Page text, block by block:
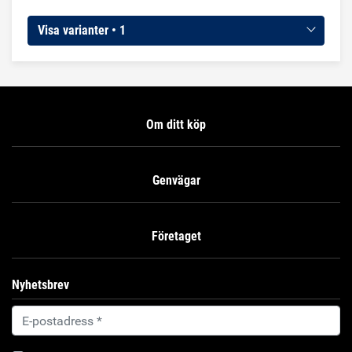
alla typer av formsprutningsoperationer. Skaka väl och
spraya från ett avstånd av ca 15-20 cm. Spraya inte på
vidhäftning på plast och gummi Värmebeständig våtfilm -
Visa varianter • 1
Om ditt köp
Genvägar
Företaget
Nyhetsbrev